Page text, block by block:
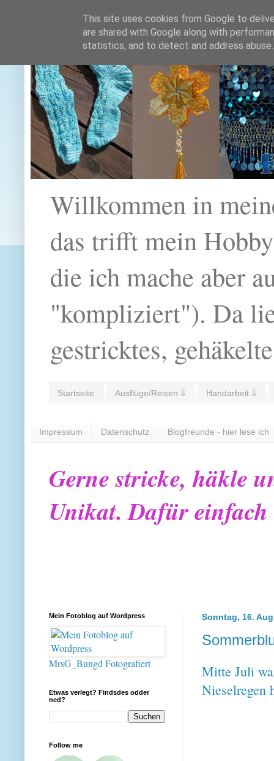
Willkommen in
das trifft mein
die ich mache aber
"kompliziert"). Da
gestricktes,
Startseite Ausflüge/Reisen ⇓ Handarbeit ⇓
Impressum Datenschutz Blogfreunde - hier lese ich
Gerne stricke, häkle
Unikat. Dafür
Sonntag, 16.
Mitte Juli
Nieselregen
Mein Fotoblog auf Wordpress
MrsG_Bungd Fotografiert
Etwas verlegt? Findsdes odder
ned?
Follow me
This site uses cookies from Google to
are shared with Google along with
statistics, and to detect and address abuse.